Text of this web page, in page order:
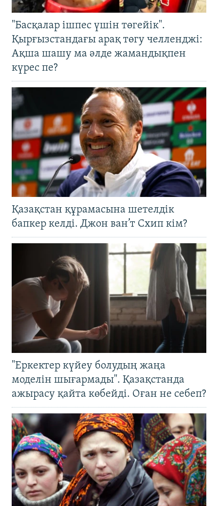
"Басқалар ішпес үшін төгейік".
Қырғызстандағы арақ төгу челленджі:
Ақша шашу ма әлде жамандықпен
күрес пе?
Қазақстан құрамасына шетелдік
бапкер келді. Джон ван’т Схип кім?
"Еркектер күйеу болудың жаңа
моделін шығармады". Қазақстанда
ажырасу қайта көбейді. Оған не себеп?